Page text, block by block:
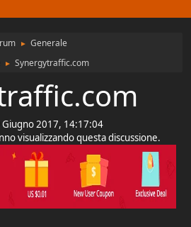
► Generale
► Synergytraffic.com
2017, 14:17:04
visualizzando questa discussione.